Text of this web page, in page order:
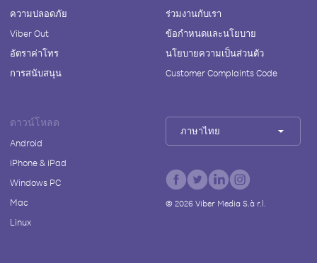
ความปลอดภัย
Viber Out
อัตราค่าโทร
การสนับสนุน
ร่วมงานกับเรา
ข้อกำหนดและนโยบาย
นโยบายความเป็นส่วนตัว
Customer Complaints Code
ดาวน์โหลด
Android
iPhone & iPad
Windows PC
Mac
Linux
ภาษาไทย
© 2026Viber Media S.à r.l.